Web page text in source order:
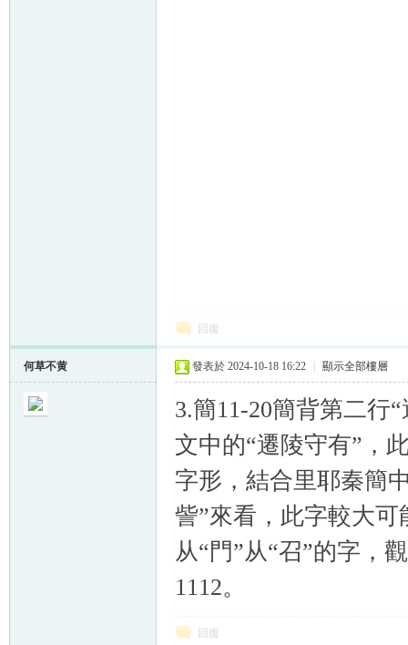
回復
何草不黄 發表於 2024-10-18 16:22 顯示全部樓層
3.簡11-20簡背第二行
文中的“遷陵守有”，
字形，結合里耶秦簡
訾”來看，此字較大
从“門”从“召”的字，
1112。
回復